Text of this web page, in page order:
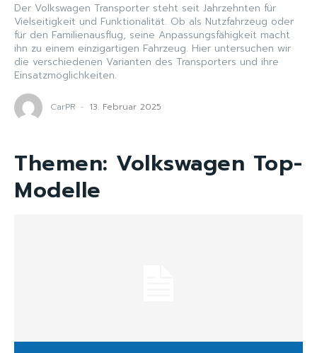
Der Volkswagen Transporter steht seit Jahrzehnten für
Vielseitigkeit und Funktionalität. Ob als Nutzfahrzeug oder
für den Familienausflug, seine Anpassungsfähigkeit macht
ihn zu einem einzigartigen Fahrzeug. Hier untersuchen wir
die verschiedenen Varianten des Transporters und ihre
Einsatzmöglichkeiten.
CarPR - 13. Februar 2025
Themen: Volkswagen Top-
Modelle